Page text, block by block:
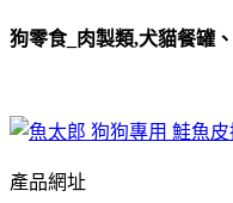
狗零食_肉製類,犬貓餐罐
產品網址